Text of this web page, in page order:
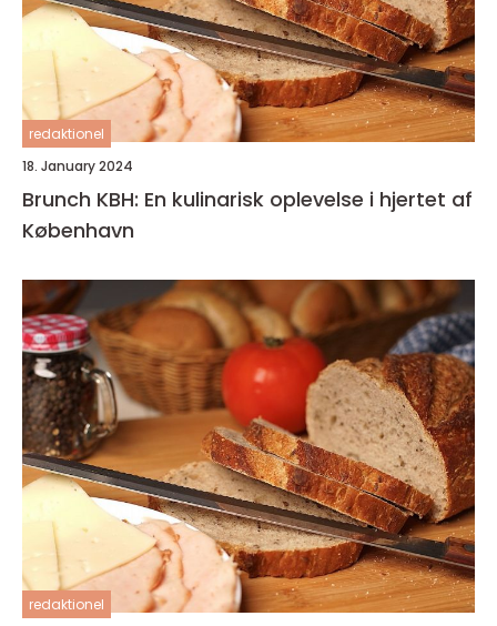
redaktionel
18. January 2024
Brunch KBH: En kulinarisk oplevelse i hjertet af
København
redaktionel